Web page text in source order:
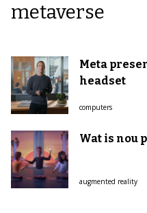
metaverse
Meta
headset
computers
Wat is nou
augmented reality